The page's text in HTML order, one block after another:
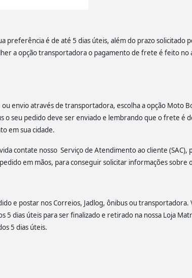
preferência é de até 5 dias úteis, além do prazo solicitado
a opção transportadora o pagamento de frete é feito no
envio através de transportadora, escolha a opção Moto
o seu pedido deve ser enviado e lembrando que o frete é
em sua cidade.
contate nosso Serviço de Atendimento ao cliente (SAC),
em mãos, para conseguir solicitar informações sobre
e postar nos Correios, Jadlog, ônibus ou transportadora.
dias úteis para ser finalizado e retirado na nossa Loja
5 dias úteis.